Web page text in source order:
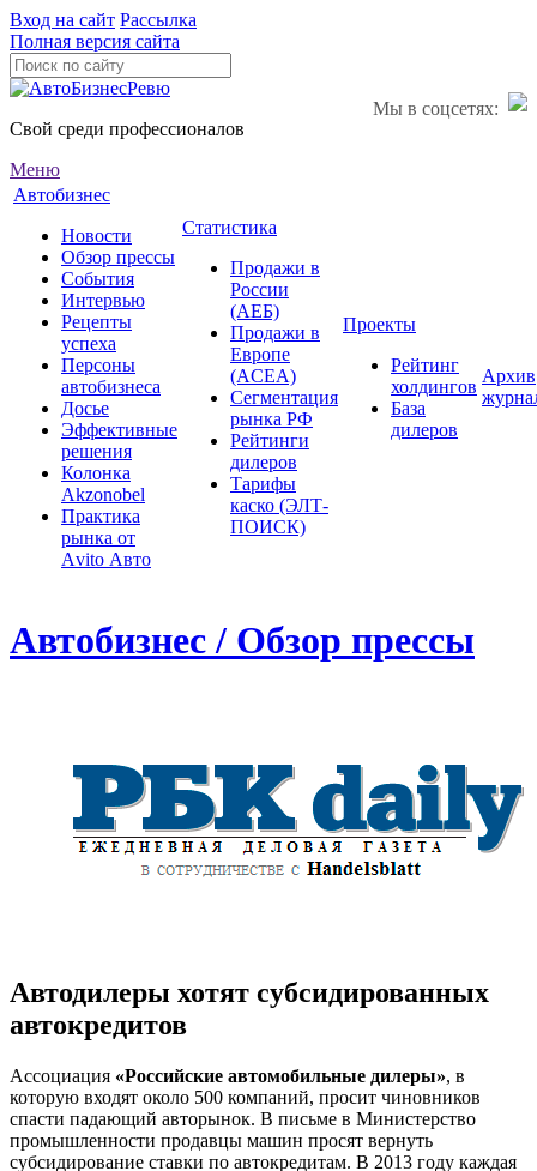
Вход на сайт Рассылка
Полная версия сайта
Мы в соцсетях:
Свой среди профессионалов
Меню
Автобизнес
Новости
Обзор прессы
События
Интервью
Рецепты
успеха
Персоны
автобизнеса
Досье
Эффективные
решения
Колонка
Akzonobel
Практика
рынка от
Аvito Авто
Статистика
Продажи в
России
(АЕБ)
Продажи в
Европе
(ACEA)
Сегментация
рынка РФ
Рейтинги
дилеров
Тарифы
каско (ЭЛТ-
ПОИСК)
Проекты
Рейтинг
холдингов
База
дилеров
Архив
Автобизнес / Обзор прессы
Автодилеры хотят субсидированных
автокредитов
Ассоциация «Российские автомобильные дилеры», в
которую входят около 500 компаний, просит чиновников
спасти падающий авторынок. В письме в Министерство
промышленности продавцы машин просят вернуть
субсидирование ставки по автокредитам. В 2013 году каждая